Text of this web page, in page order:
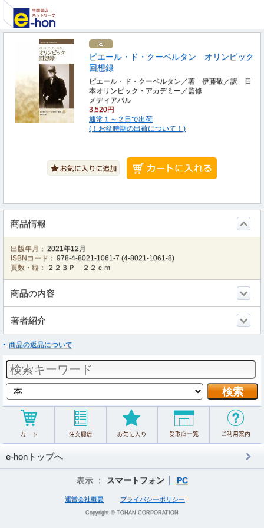
ピエール・ド・クーベルタン オリンピック
回想録
ピエール・ド・クーベルタン／著 伊藤敬／訳 日
本オリンピック・アカデミー／監修
メディアパル
3,520円
通常１～２日で出荷
(！お盆時期の出荷について！)
商品情報
出版年月： 2021年12月
ISBNコード： 978-4-8021-1061-7 (4-8021-1061-8)
頁数・縦：
２２３Ｐ ２２ｃｍ
商品の内容
著者紹介
商品の返品について
e-honトップへ
表示 ： スマートフォン PC
運営会社概要 プライバシーポリシー
Copyright © TOHAN CORPORATION